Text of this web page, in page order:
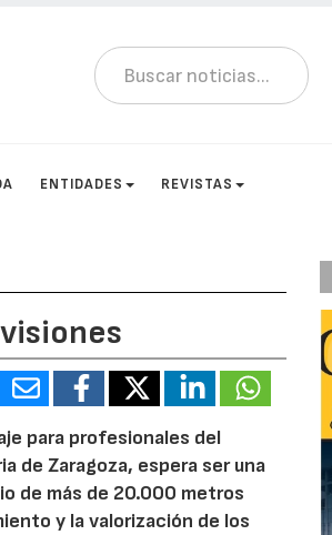
ENTIDADES REVISTAS
para profesionales del
de Zaragoza, espera ser una
de más de 20.000 metros
y la valorización de los